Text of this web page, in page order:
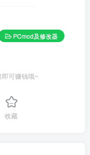
PCmod及修改器
可赚钱哦~
收藏